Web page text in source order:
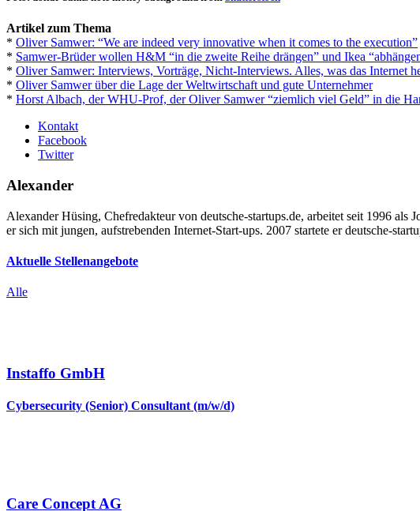
Artikel zum Thema
* Oliver Samwer: “We are indeed very innovative when it comes to the execution”
* Samwer-Brüder wollen H&M “in die zweite Reihe drängen” und Ikea
* Oliver Samwer: Interviews, Vorträge, Nicht-Interviews. Alles, was das Internet
* Oliver Samwer über die Lage der Weltwirtschaft und gute Unternehmer
* Horst Albach, der WHU-Prof, der Oliver Samwer “ziemlich viel Geld” in die
Kontakt
Facebook
Twitter
Alexander
Alexander Hüsing, Chefredakteur von deutsche-startups.de, arbeitet seit 1996
er sich mit jungen, aufstrebenden Internet-Start-ups. 2007 startete er deutsche-
Aktuelle Stellenangebote
Alle
Instaffo GmbH
Cybersecurity (Senior) Consultant (m/w/d)
Care Concept AG